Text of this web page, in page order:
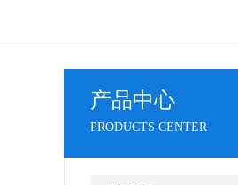
产品中心
PRODUCTS CENTER